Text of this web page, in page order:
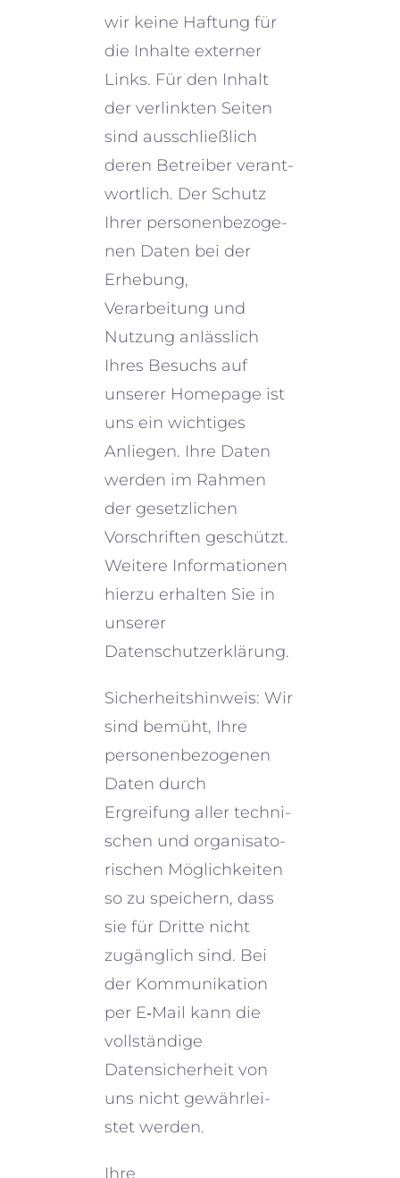
wir keine Haftung für
die Inhalte exter­ner
Links. Für den Inhalt
der verlink­ten Seiten
sind ausschließ­lich
deren Betreiber verant­
wort­lich. Der Schutz
Ihrer perso­nen­be­zo­ge­
nen Daten bei der
Erhebung,
Verarbeitung und
Nutzung anläss­lich
Ihres Besuchs auf
unserer Homepage ist
uns ein wichti­ges
Anliegen. Ihre Daten
werden im Rahmen
der gesetz­li­chen
Vorschriften geschützt.
Weitere Informationen
hierzu erhal­ten Sie in
unserer
Datenschutzerklärung.
Sicherheitshinweis: Wir
sind bemüht, Ihre
perso­nen­be­zo­ge­nen
Daten durch
Ergreifung aller techni­
schen und organi­sa­to­
ri­schen Möglichkeiten
so zu speichern, dass
sie für Dritte nicht
zugäng­lich sind. Bei
der Kommunikation
per E‑Mail kann die
vollstän­dige
Datensicherheit von
uns nicht gewähr­lei­
stet werden.
Ihre